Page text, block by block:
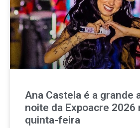
Ana Castela é a grande
noite da Expoacre 2026
quinta-feira